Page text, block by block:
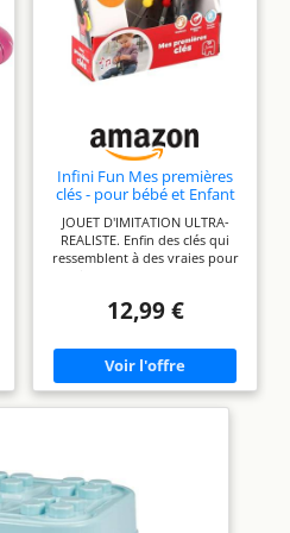
Infini Fun Mes premières
clés - pour bébé et Enfant
JOUET D'IMITATION ULTRA-
REALISTE. Enfin des clés qui
ressemblent à des vraies pour
plus besoin de prendre celles
sons du quotidien et les
couleurs et développe ton
imagination. De nombreuses
histoires à s’inventer en
appuie sur le bouton vert, la
clé se déploie, une lumière
rouge apparait et un effet
12,99 €